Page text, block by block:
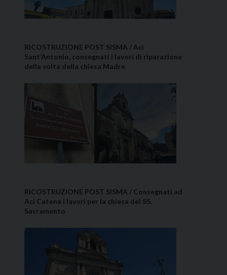
RICOSTRUZIONE POST SISMA / Aci
Sant’Antonio, consegnati i lavori di riparazione
della volta della chiesa Madre
RICOSTRUZIONE POST SISMA / Consegnati ad
Aci Catena i lavori per la chiesa del SS.
Sacramento